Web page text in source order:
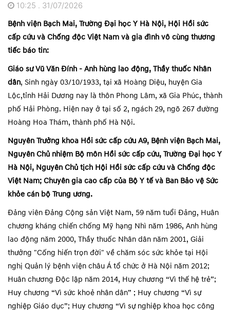
10:25 . 31/07/2026
Bệnh viện Bạch Mai, Trường Đại học Y Hà Nội, Hội Hồi sức
cấp cứu và Chống độc Việt Nam và gia đình vô cùng thương
tiếc báo tin:
Giáo sư Vũ Văn Đính - Anh hùng lao động, Thầy thuốc Nhân
dân, Sinh ngày 03/10/1933, tại xã Hoàng Diệu, huyện Gia
Lộc,tỉnh Hải Dương nay là thôn Phong Lâm, xã Gia Phúc, thành
phố Hải Phòng. Hiện nay ở tại số 2, ngách 29, ngõ 267 đường
Hoàng Hoa Thám, thành phố Hà Nội.
Nguyên Trưởng khoa Hồi sức cấp cứu A9, Bệnh viện Bạch Mai,
Nguyên Chủ nhiệm Bộ môn Hồi sức cấp cứu, Trường Đại học Y
Hà Nội, Nguyên Chủ tịch Hội Hồi sức cấp cứu và Chống độc
Việt Nam; Chuyên gia cao cấp của Bộ Y tế và Ban Bảo vệ Sức
khỏe cán bộ Trung ương.
Đảng viên Đảng Cộng sản Việt Nam, 59 năm tuổi Đảng, Huân
chương kháng chiến chống Mỹ hạng Nhì năm 1986, Anh hùng
lao động năm 2000, Thầy thuốc Nhân dân năm 2001, Giải
thưởng "Cống hiến trọn đời" về chăm sóc sức khỏe tại Hội
nghị Quản lý bệnh viện châu Á tổ chức ở Hà Nội năm 2012;
Huân chương Độc lập năm 2014, Huy chương “Vì thế hệ trẻ”;
Huy chương “Vì sức khoẻ nhân dân” ; Huy chương “Vì sự
nghiệp Giáo dục”; Huy chương “Vì sự nghiệp khoa học công